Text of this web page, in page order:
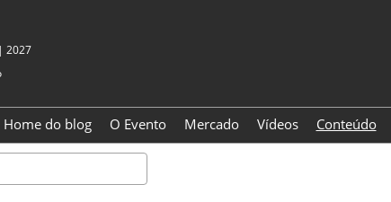
2027
Home do blog O Evento Mercado Vídeos Conteúdo